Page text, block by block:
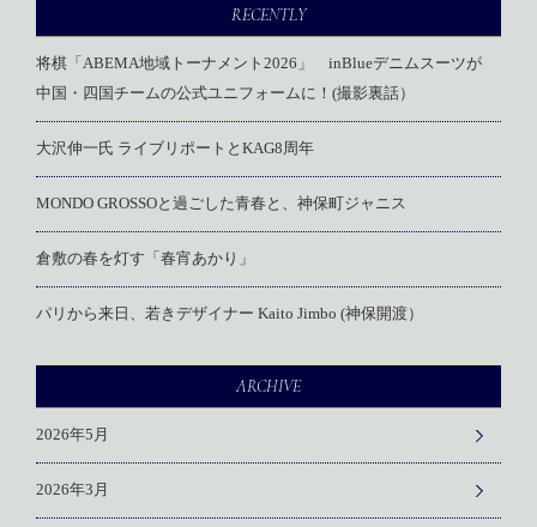
RECENTLY
将棋「ABEMA地域トーナメント2026」 inBlueデニムスーツが
中国・四国チームの公式ユニフォームに！(撮影裏話）
大沢伸一氏 ライブリポートとKAG8周年
MONDO GROSSOと過ごした青春と、神保町ジャニス
倉敷の春を灯す「春宵あかり」
パリから来日、若きデザイナー Kaito Jimbo (神保開渡）
ARCHIVE
2026年5月
2026年3月